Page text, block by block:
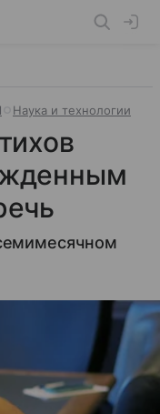
Наука и технологии